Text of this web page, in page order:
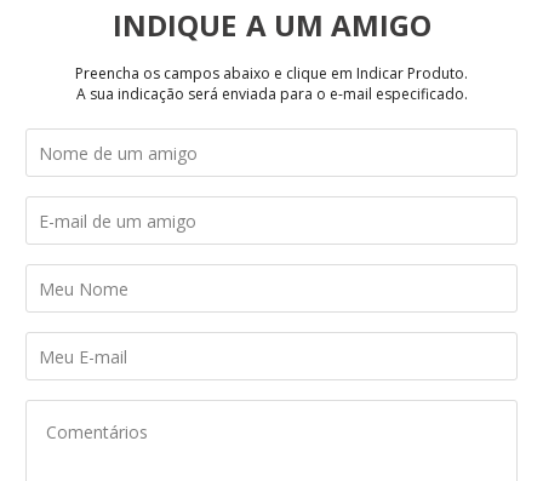
INDIQUE
Preencha os campos abaixo e clique em Indicar Produto.
A sua indicação será enviada para o e-mail especificado.